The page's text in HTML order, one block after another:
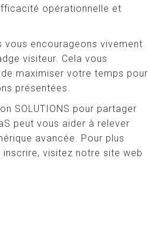
opérationnelle et
encourageons vivement
visiteur. Cela vous
maximiser votre temps pour
présentées.
SOLUTIONS pour partager
peut vous aider à relever
avancée. Pour plus
visitez notre site web